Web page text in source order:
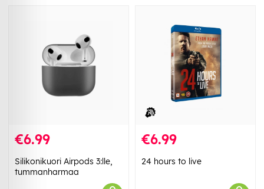
€6.99
Silikonikuori Airpods 3:lle,
tummanharmaa
€6.99
24 hours to live